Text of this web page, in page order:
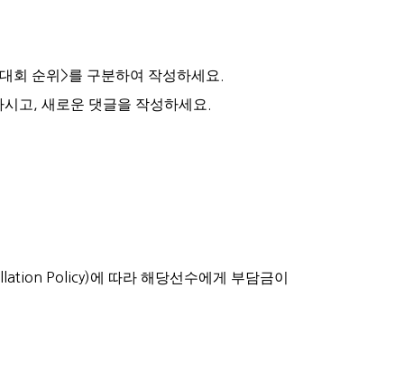
회 순위 >를 구분하여 작성하세요
시고 새로운 댓글을 작성하세요
Policy)에 따라 해당선수에게 부담금이